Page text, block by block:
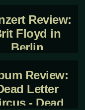
Review:
Floyd in
Berlin
Review:
Letter
- Dead